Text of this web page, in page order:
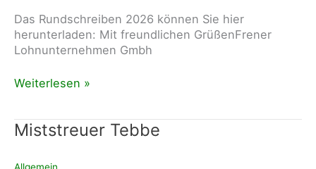
Das Rundschreiben 2026 können Sie hier
herunterladen: Mit freundlichen GrüßenFrener
Lohnunternehmen Gmbh
Rundschreiben
Weiterlesen »
Miststreuer Tebbe
Allgemein